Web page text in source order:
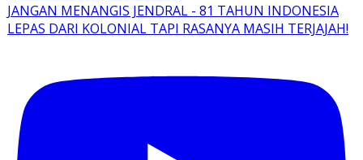
JANGAN MENANGIS JENDRAL - 81 TAHUN INDONESIA
LEPAS DARI KOLONIAL TAPI RASANYA MASIH TERJAJAH!